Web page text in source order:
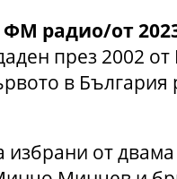
радио/от
през 2002
в България
от